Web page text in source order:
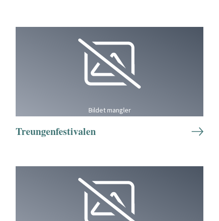
Bildet mangler
Treungenfestivalen